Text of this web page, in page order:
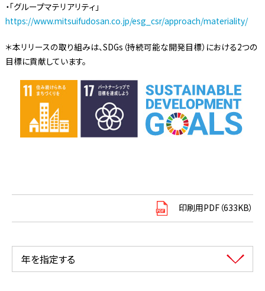
・「グループマテリアリティ」
https://www.mitsuifudosan.co.jp/esg_csr/approach/materiality/
＊本リリースの取り組みは、SDGs（持続可能な開発目標）における2つの
目標に貢献しています。
印刷用PDF（633KB）
年を指定する